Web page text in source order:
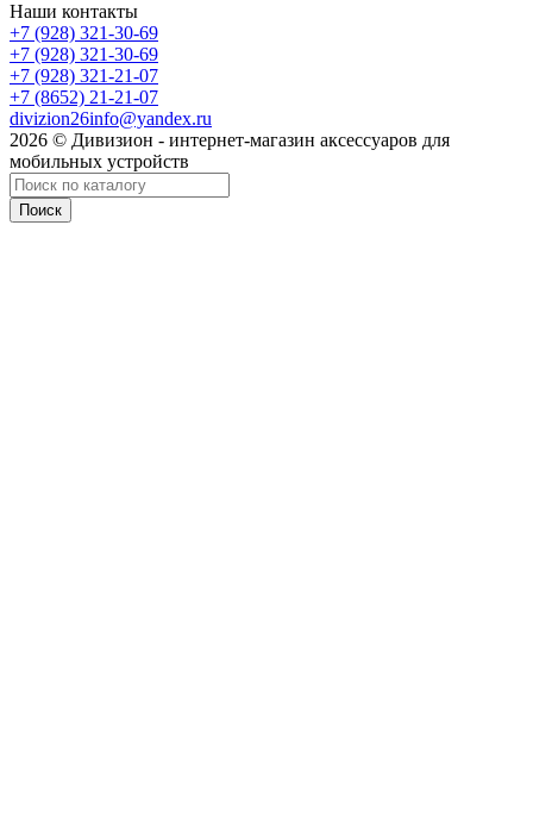
Наши контакты
+7 (928) 321-30-69
+7 (928) 321-30-69
+7 (928) 321-21-07
+7 (8652) 21-21-07
divizion26info@yandex.ru
2026 © Дивизион - интернет-магазин аксессуаров для
мобильных устройств
Поиск